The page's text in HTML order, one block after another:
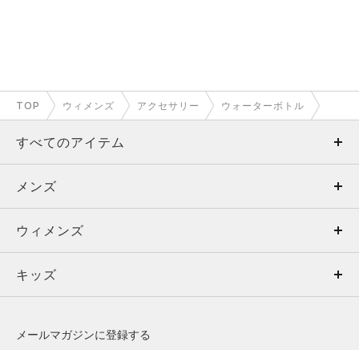
TOP ウィメンズ アクセサリー ウォーターボトル
すべてのアイテム
メンズ
ウィメンズ
キッズ
メンズ
トップス
ボトムス
ウィメンズ
トップス
キッズ
メールマガジンに登録する